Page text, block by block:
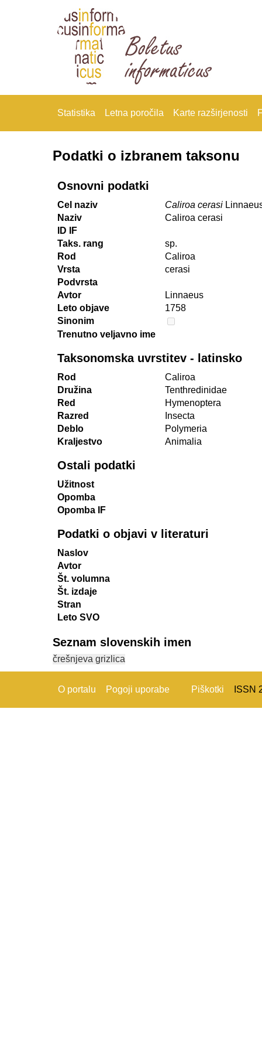
Statistika Letna poročila Karte razširjenosti
Podatki o izbranem taksonu
Osnovni podatki
Cel naziv Caliroa cerasi
Naziv
Caliroa cerasi
ID IF
Taks. rang
sp.
Rod
Caliroa
Vrsta
cerasi
Podvrsta
Avtor
Linnaeus
Leto objave
1758
Sinonim
Trenutno veljavno ime
Taksonomska uvrstitev - latinsko
Rod
Caliroa
Družina
Tenthredinidae
Red
Hymenoptera
Razred
Insecta
Deblo
Polymeria
Kraljestvo
Animalia
Ostali podatki
Užitnost
Opomba
Opomba IF
Podatki o objavi v literaturi
Naslov
Avtor
Št. volumna
Št. izdaje
Stran
Leto SVO
Seznam slovenskih imen
črešnjeva grizlica
O portalu Pogoji uporabe Piškotki ISSN